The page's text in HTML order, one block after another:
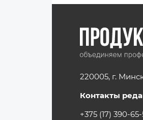
220005, г.
Контакты
+375 (17) 390-